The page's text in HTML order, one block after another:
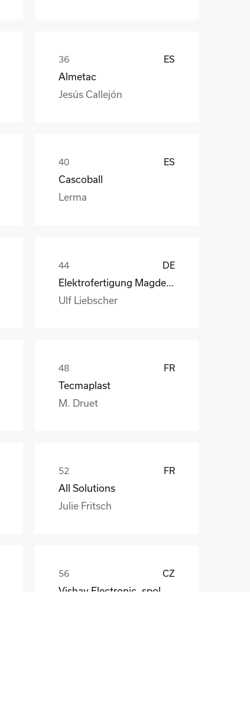
ES
Almetac
Jesús Callejón
ES
Cascoball
Lerma
DE
Elektrofertigung Magdeburg GmbH
Ulf Liebscher
FR
Tecmaplast
M. Druet
FR
All Solutions
Julie Fritsch
CZ